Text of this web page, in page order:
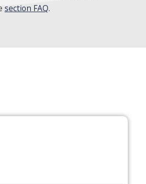
section FAQ.